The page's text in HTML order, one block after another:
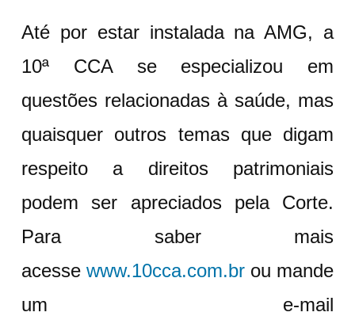
Até por estar instalada na AMG, a
10ª CCA se especializou em
questões relacionadas à saúde, mas
quaisquer outros temas que digam
respeito a direitos patrimoniais
podem ser apreciados pela Corte.
Para saber mais
acesse www.10cca.com.br ou mande
um e-mail